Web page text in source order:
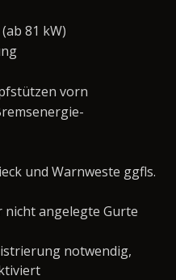
81 kW)
vorn
und Warnweste ggfls.
angelegte Gurte
notwendig,